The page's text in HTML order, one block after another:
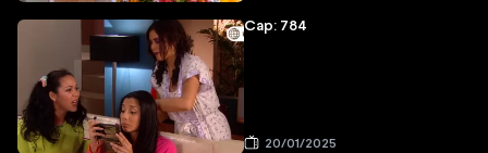
Cap: 784
20/01/2025